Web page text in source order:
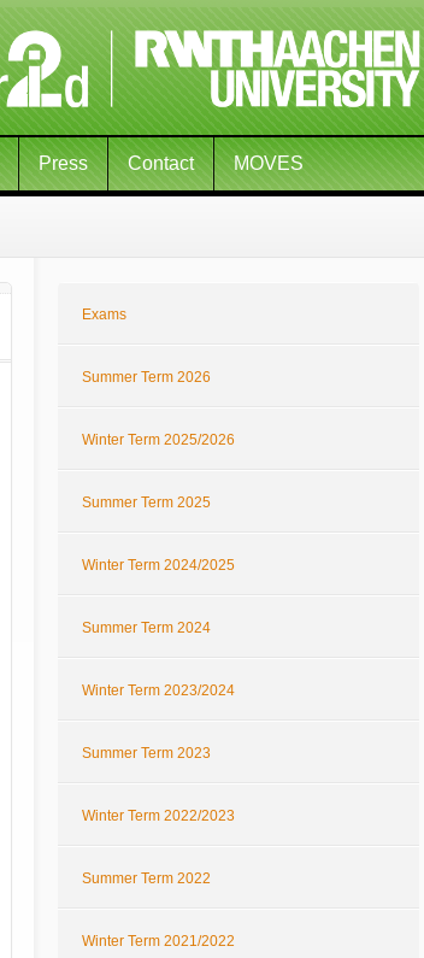
Press Contact MOVES
Exams
Summer Term 2026
Winter Term 2025/2026
Summer Term 2025
Winter Term 2024/2025
Summer Term 2024
Winter Term 2023/2024
Summer Term 2023
Winter Term 2022/2023
Summer Term 2022
Winter Term 2021/2022